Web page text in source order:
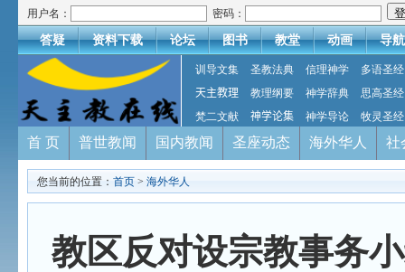
用户名： 密码：
答疑 资料下载 论坛 图书 教堂 动画 导航
训导文集 圣教法典 信理神学
多语圣经
天主教理
教理纲要 神学辞典
思高圣经
梵二文献
神学论集 神学导论 牧灵圣经
首 页 普世教闻 国内教闻 圣座动态 海外华人 社
您当前的位置： 首页 > 海外华人
教区反对设宗教事务